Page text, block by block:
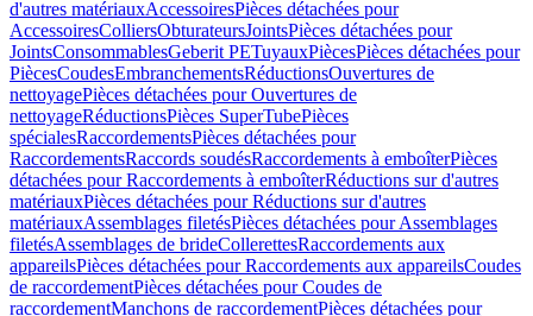
d'autres matériauxAccessoiresPièces détachées pour
AccessoiresColliersObturateursJointsPièces détachées pour
JointsConsommablesGeberit PETuyauxPiècesPièces détachées pour
PiècesCoudesEmbranchementsRéductionsOuvertures de
nettoyagePièces détachées pour Ouvertures de
nettoyageRéductionsPièces SuperTubePièces
spécialesRaccordementsPièces détachées pour
RaccordementsRaccords soudésRaccordements à emboîterPièces
détachées pour Raccordements à emboîterRéductions sur d'autres
matériauxPièces détachées pour Réductions sur d'autres
matériauxAssemblages filetésPièces détachées pour Assemblages
filetésAssemblages de brideCollerettesRaccordements aux
appareilsPièces détachées pour Raccordements aux appareilsCoudes
de raccordementPièces détachées pour Coudes de
raccordementManchons de raccordementPièces détachées pour